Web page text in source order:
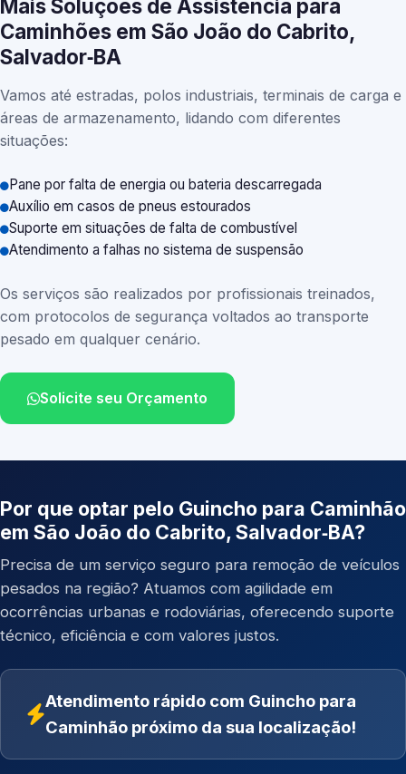
Mais Soluções de Assistência para
Caminhões em São João do Cabrito,
Salvador‑BA
Vamos até estradas, polos industriais, terminais de carga e
áreas de armazenamento, lidando com diferentes
situações:
Pane por falta de energia ou bateria descarregada
Auxílio em casos de pneus estourados
Suporte em situações de falta de combustível
Atendimento a falhas no sistema de suspensão
Os serviços são realizados por profissionais treinados,
com protocolos de segurança voltados ao transporte
pesado em qualquer cenário.
Solicite seu Orçamento
Por que optar pelo Guincho para Caminhão
em São João do Cabrito, Salvador‑BA?
Precisa de um serviço seguro para remoção de veículos
pesados na região? Atuamos com agilidade em
ocorrências urbanas e rodoviárias, oferecendo suporte
técnico, eficiência e com valores justos.
Atendimento rápido com Guincho para
Caminhão próximo da sua localização!